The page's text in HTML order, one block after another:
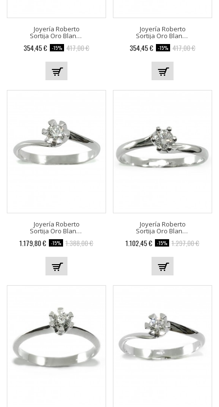
Joyería Roberto
Sortija Oro Blanco Con...
354,45 € -15% 417,00 €
Joyería Roberto
Sortija Oro Blanco Con...
354,45 € -15% 417,00 €
Joyería Roberto
Sortija Oro Blanco 506828-04
1.179,80 € -15% 1.388,00 €
Joyería Roberto
Sortija Oro Blanco 506824-04
1.102,45 € -15% 1.297,00 €